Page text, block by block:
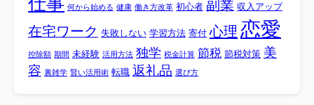
何から始める 健康 働き方改革 初心者 副業 収入アップ
在宅ワーク 失敗しない 学習方法 寄付 心理 恋愛
控除額 期間 未経験 活用方法 独学 税金計算 節税 節税対策 美
容 裏雑学 賢い活用術 転職 返礼品 選び方